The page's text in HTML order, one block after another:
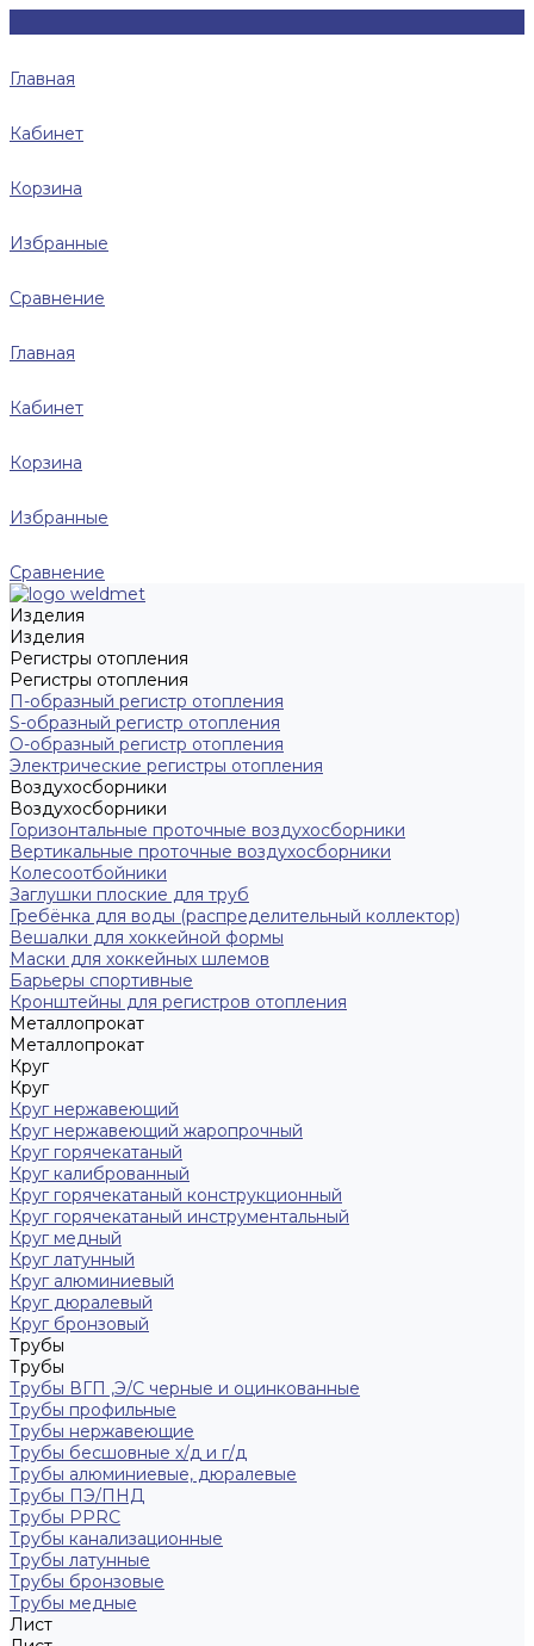
Главная
Кабинет
Корзина
Избранные
Сравнение
Главная
Кабинет
Корзина
Избранные
Сравнение
Изделия
Изделия
Регистры отопления
Регистры отопления
П-образный регистр отопления
S-образный регистр отопления
O-образный регистр отопления
Электрические регистры отопления
Воздухосборники
Воздухосборники
Горизонтальные проточные воздухосборники
Вертикальные проточные воздухосборники
Колесоотбойники
Заглушки плоские для труб
Гребёнка для воды (распределительный коллектор)
Вешалки для хоккейной формы
Маски для хоккейных шлемов
Барьеры спортивные
Кронштейны для регистров отопления
Металлопрокат
Металлопрокат
Круг
Круг
Круг нержавеющий
Круг нержавеющий жаропрочный
Круг горячекатаный
Круг калиброванный
Круг горячекатаный конструкционный
Круг горячекатаный инструментальный
Круг медный
Круг латунный
Круг алюминиевый
Круг дюралевый
Круг бронзовый
Трубы
Трубы
Трубы ВГП ,Э/С черные и оцинкованные
Трубы профильные
Трубы нержавеющие
Трубы бесшовные х/д и г/д
Трубы алюминиевые, дюралевые
Трубы ПЭ/ПНД
Трубы PPRC
Трубы канализационные
Трубы латунные
Трубы бронзовые
Трубы медные
Лист